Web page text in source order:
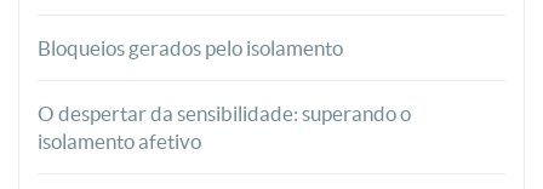
Bloqueios gerados pelo isolamento
O despertar da sensibilidade: superando o
isolamento afetivo